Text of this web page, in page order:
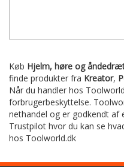
Køb Hjelm, høre og
finde produkter fra Kreator,
Når du handler hos
forbrugerbeskyttelse.
nethandel og er godkendt af
Trustpilot hvor du kan se
hos Toolworld.dk